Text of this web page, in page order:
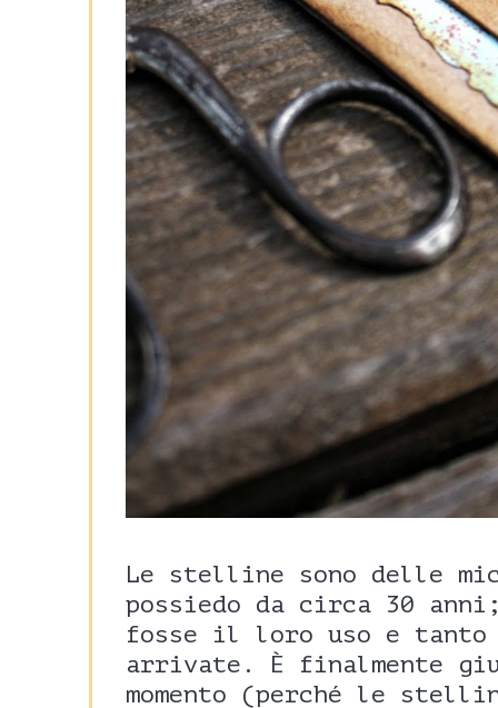
Le stelline sono delle
possiedo da circa 30
fosse il loro uso e tanto
arrivate. È finalmente
momento (perché le